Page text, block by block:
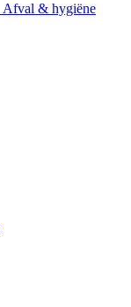
Afval & hygiëne